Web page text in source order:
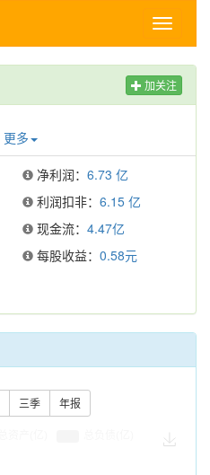
Toggle
加关注
更多
净利润： 6.73 亿
利润扣非： 6.15 亿
现金流： 4.47亿
每股收益： 0.58元
三季 年报